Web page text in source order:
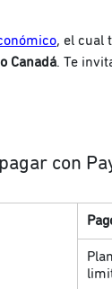
, el cual
Canadá. Te
con
Plan